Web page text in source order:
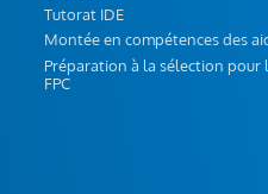
Tutorat IDE
Montée en compétences des
Préparation à la sélection pour
FPC